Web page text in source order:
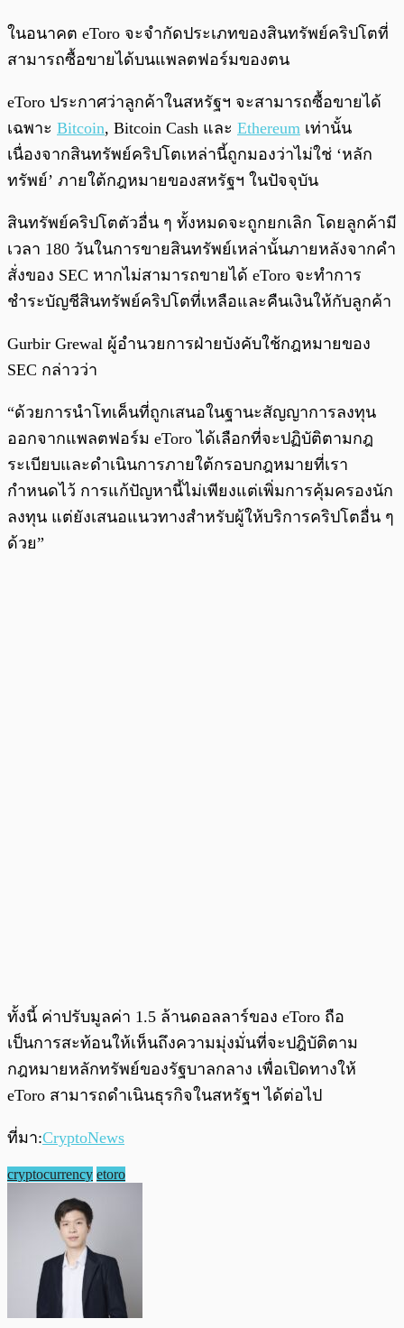
ในอนาคต eToro จะจำกัดประเภทของสินทรัพย์คริปโตที่
สามารถซื้อขายได้บนแพลตฟอร์มของตน
eToro ประกาศว่าลูกค้าในสหรัฐฯ จะสามารถซื้อขายได้
เฉพาะ Bitcoin, Bitcoin Cash และ Ethereum เท่านั้น
เนื่องจากสินทรัพย์คริปโตเหล่านี้ถูกมองว่าไม่ใช่ ‘หลัก
ทรัพย์’ ภายใต้กฎหมายของสหรัฐฯ ในปัจจุบัน
สินทรัพย์คริปโตตัวอื่น ๆ ทั้งหมดจะถูกยกเลิก โดยลูกค้ามี
เวลา 180 วันในการขายสินทรัพย์เหล่านั้นภายหลังจากคำ
สั่งของ SEC หากไม่สามารถขายได้ eToro จะทำการ
ชำระบัญชีสินทรัพย์คริปโตที่เหลือและคืนเงินให้กับลูกค้า
Gurbir Grewal ผู้อำนวยการฝ่ายบังคับใช้กฎหมายของ
SEC กล่าวว่า
“ด้วยการนำโทเค็นที่ถูกเสนอในฐานะสัญญาการลงทุน
ออกจากแพลตฟอร์ม eToro ได้เลือกที่จะปฏิบัติตามกฎ
ระเบียบและดำเนินการภายใต้กรอบกฎหมายที่เรา
กำหนดไว้ การแก้ปัญหานี้ไม่เพียงแต่เพิ่มการคุ้มครองนัก
ลงทุน แต่ยังเสนอแนวทางสำหรับผู้ให้บริการคริปโตอื่น ๆ
ด้วย”
ทั้งนี้ ค่าปรับมูลค่า 1.5 ล้านดอลลาร์ของ eToro ถือ
เป็นการสะท้อนให้เห็นถึงความมุ่งมั่นที่จะปฎิบัติตาม
กฎหมายหลักทรัพย์ของรัฐบาลกลาง เพื่อเปิดทางให้
eToro สามารถดำเนินธุรกิจในสหรัฐฯ ได้ต่อไป
ที่มา:CryptoNews
cryptocurrency etoro